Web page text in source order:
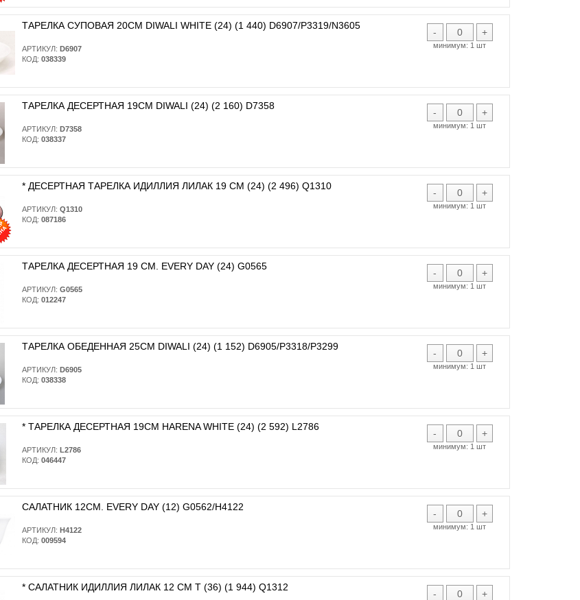
- +
минимум: 1 шт
ТАРЕЛКА СУПОВАЯ 20СМ DIWALI WHITE (24) (1 440) D6907/P3319/N3605
АРТИКУЛ: D6907
КОД: 038339
- +
минимум: 1 шт
ТАРЕЛКА ДЕСЕРТНАЯ 19СМ DIWALI (24) (2 160) D7358
АРТИКУЛ: D7358
КОД: 038337
- +
минимум: 1 шт
* ДЕСЕРТНАЯ ТАРЕЛКА ИДИЛЛИЯ ЛИЛАК 19 СМ (24) (2 496) Q1310
АРТИКУЛ: Q1310
КОД: 087186
- +
минимум: 1 шт
ТАРЕЛКА ДЕСЕРТНАЯ 19 СМ. EVERY DAY (24) G0565
АРТИКУЛ: G0565
КОД: 012247
- +
минимум: 1 шт
ТАРЕЛКА ОБЕДЕННАЯ 25СМ DIWALI (24) (1 152) D6905/P3318/P3299
АРТИКУЛ: D6905
КОД: 038338
- +
минимум: 1 шт
* ТАРЕЛКА ДЕСЕРТНАЯ 19СМ HARENA WHITE (24) (2 592) L2786
АРТИКУЛ: L2786
КОД: 046447
- +
минимум: 1 шт
САЛАТНИК 12СМ. EVERY DAY (12) G0562/H4122
АРТИКУЛ: H4122
КОД: 009594
- +
* САЛАТНИК ИДИЛЛИЯ ЛИЛАК 12 СМ T (36) (1 944) Q1312